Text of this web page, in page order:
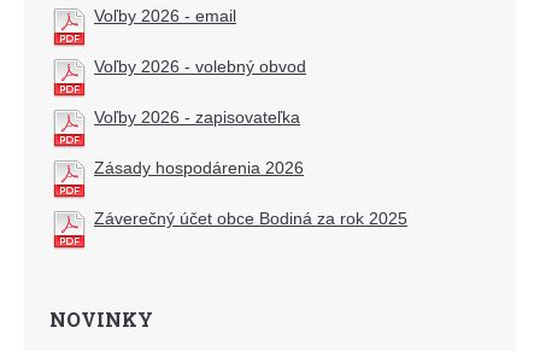
Voľby 2026 - email
Voľby 2026 - volebný obvod
Voľby 2026 - zapisovateľka
Zásady hospodárenia 2026
Záverečný účet obce Bodiná za rok 2025
NOVINKY